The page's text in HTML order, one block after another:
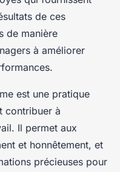
de ces
de manière
à améliorer
est une pratique
contribuer à
Il permet aux
et honnêtement, et
précieuses pour